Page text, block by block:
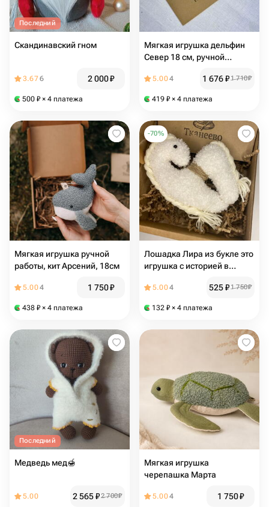
Последний
Скандинавский гном
3.676 2 000₽
500 ₽ × 4 платежа
Мягкая игрушка дельфин
Север 18 см, ручной
5.004 1 676₽1 710₽
419 ₽ × 4 платежа
Мягкая игрушка ручной
работы, кит Арсений, 18см
5.004 1 750₽
438 ₽ × 4 платежа
-70%
Лошадка Лира из букле это
игрушка с историей в
5.004 525₽1 750₽
132 ₽ × 4 платежа
Последний
Медведь мед🍯
5.00 2 565₽2 700₽
Мягкая игрушка
черепашка Марта
5.004 1 750₽